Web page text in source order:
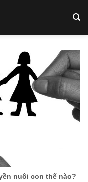
nuôi con thế nào?